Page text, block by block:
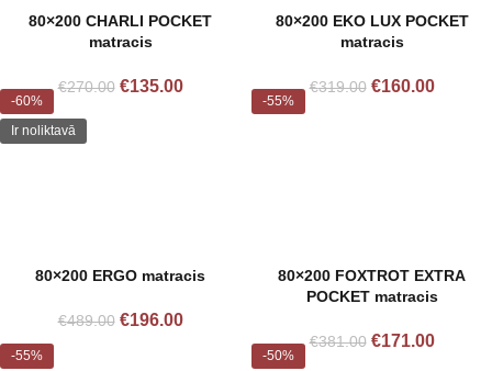
80×200 CHARLI POCKET
matracis
€270.00 €135.00
80×200 EKO LUX POCKET
matracis
€319.00 €160.00
-60%
Ir noliktavā
80×200 ERGO matracis
€489.00 €196.00
-55%
80×200 FOXTROT EXTRA
POCKET matracis
€381.00 €171.00
-55%
-50%